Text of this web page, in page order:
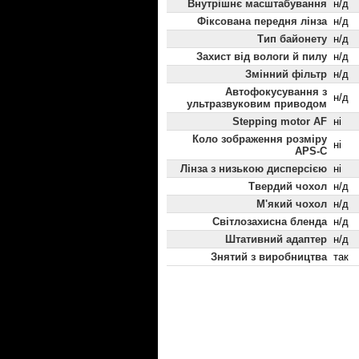
Внутрішнє масштабування
н/д
Фіксована передня лінза н/д
Тип байонету н/д
Захист від вологи й пилу н/д
Змінний фільтр н/д
Автофокусування з
ультразвуковим приводом
н/д
Stepping motor AF ні
Коло зображення розміру
APS-C
ні
Лінза з низькою дисперсією ні
Твердий чохол н/д
М'який чохол н/д
Світлозахисна бленда н/д
Штативний адаптер н/д
Знятий з виробництва так